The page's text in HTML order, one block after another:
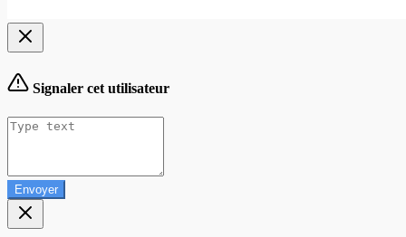
Signaler cet utilisateur
Envoyer